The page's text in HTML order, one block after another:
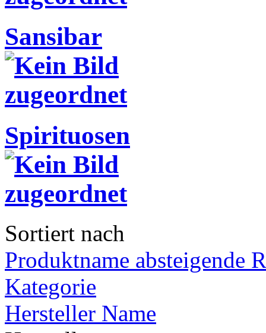
Sansibar
Spirituosen
Sortiert nach
Produktname absteigende
Kategorie
Hersteller Name